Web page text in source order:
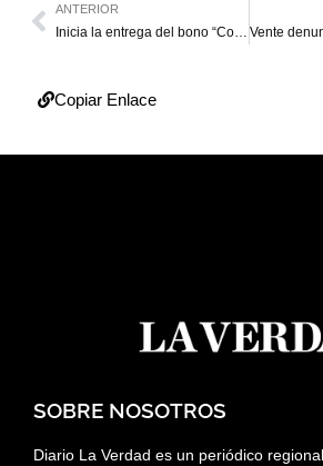
ANTERIOR
Inicia la entrega del bono “Contra la Guerra Económica”
Copiar Enlace
SOBRE NOSOTROS
Diario La Verdad es un periódico